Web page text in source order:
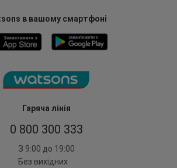
Гаряча лінія
0 800 300 333
З 9:00 до 19:00
Без вихідних
в вашому смартфоні